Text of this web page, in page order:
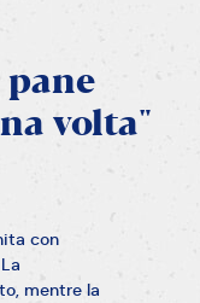
pane
volta"
con
mentre la